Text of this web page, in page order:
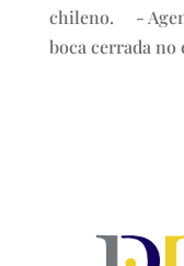
chileno. -
boca cerrada no